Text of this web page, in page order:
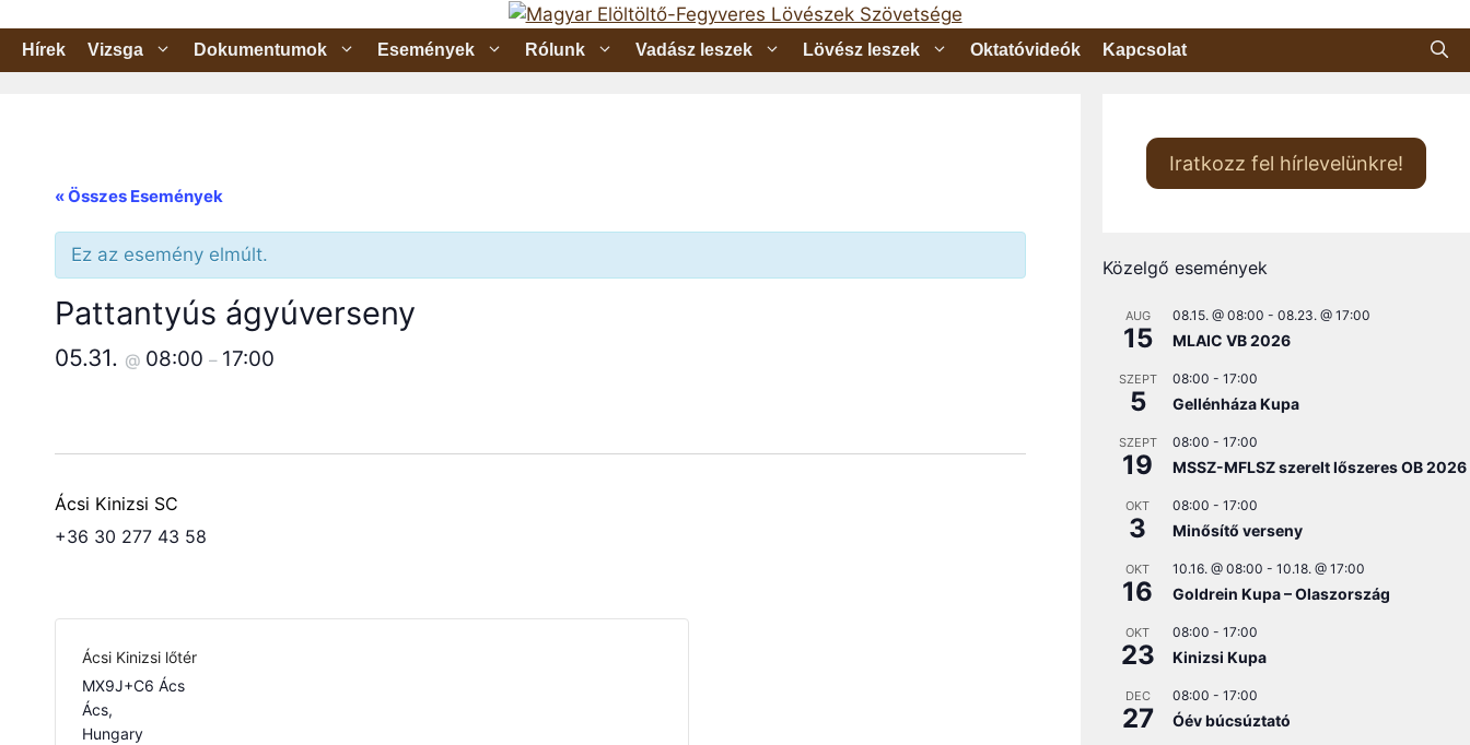
tartalomba
Hírek Vizsga Dokumentumok Események Rólunk Vadász leszek Lövész leszek Oktatóvideók Kapcsolat
« Összes Események
Ez az esemény elmúlt.
Pattantyús ágyúverseny
05.31. @ 08:00 – 17:00
Ácsi Kinizsi SC
+36 30 277 43 58
Ácsi Kinizsi lőtér
MX9J+C6 Ács
Ács,
Hungary
Iratkozz fel hírlevelünkre!
Közelgő események
AUG
15
08.15. @ 08:00 - 08.23. @ 17:00
MLAIC VB 2026
SZEPT
5
08:00 - 17:00
Gellénháza Kupa
SZEPT
19
08:00 - 17:00
MSSZ-MFLSZ szerelt lőszeres OB 2026
OKT
3
08:00 - 17:00
Minősítő verseny
OKT
16
10.16. @ 08:00 - 10.18. @ 17:00
Goldrein Kupa – Olaszország
OKT
23
08:00 - 17:00
Kinizsi Kupa
DEC
27
08:00 - 17:00
Óév búcsúztató